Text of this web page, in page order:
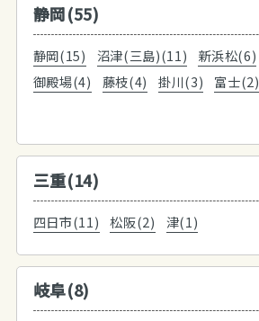
静岡(55)
静岡(15) 沼津(三島)(11) 新浜松(6)
御殿場(4)
藤枝(4) 掛川(3)
富士(2)
三重(14)
四日市(11) 松阪(2) 津(1)
岐阜(8)